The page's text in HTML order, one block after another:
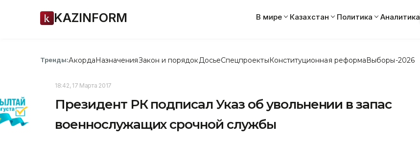
KAZINFORM В мире Казахстан Политика Аналитика
Тренды:АкордаНазначенияЗакон и порядок ДосьеСпецпроектыКонституционная реформаВыборы-2026
18:42, 17 Марта 2017
Президент РК подписал Указ об увольнении в запас
военнослужащих срочной службы